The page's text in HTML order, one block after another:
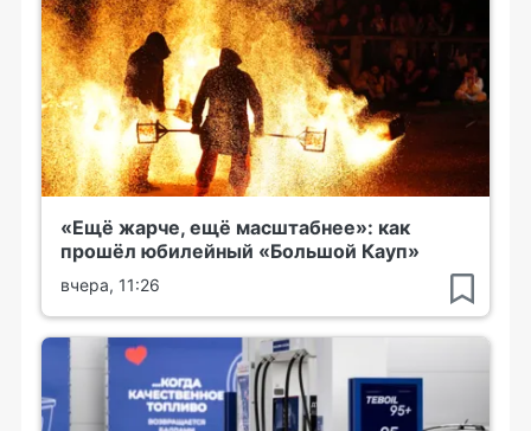
«Ещё жарче, ещё масштабнее»: как
прошёл юбилейный «Большой Кауп»
вчера, 11:26